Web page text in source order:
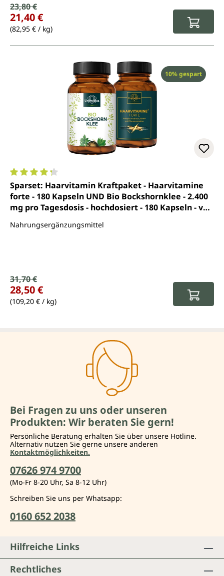
Verkaufspreis:
Regulärer Preis:
23,80 €
21,40 €
(82,95 € / kg)
Rabatt
10% gespart
Durchschnittliche Bewertung von 4.3 von 5 Sternen
Sparset: Haarvitamin Kraftpaket - Haarvitamine
forte - 180 Kapseln UND Bio Bockshornklee - 2.400
mg pro Tagesdosis - hochdosiert - 180 Kapseln - von
Nahrungsergänzungsmittel
Verkaufspreis:
Regulärer Preis:
31,70 €
28,50 €
(109,20 € / kg)
Bei Fragen zu uns oder unseren
Produkten: Wir beraten Sie gern!
Persönliche Beratung erhalten Sie über unsere Hotline.
Alternativ nutzen Sie gerne unsere anderen
Kontaktmöglichkeiten.
07626 974 9700
(Mo-Fr 8-20 Uhr, Sa 8-12 Uhr)
Schreiben Sie uns per Whatsapp:
0160 652 2038
Hilfreiche Links
Rechtliches